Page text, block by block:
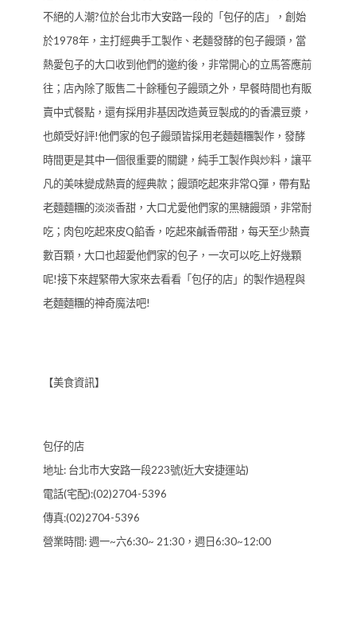
不絕的人潮?位於台北市大安路一段的「包仔的店」，創始
於1978年，主打經典手工製作、老麵發酵的包子饅頭，當
熱愛包子的大口收到他們的邀約後，非常開心的立馬答應前
往；店內除了販售二十餘種包子饅頭之外，早餐時間也有販
賣中式餐點，還有採用非基因改造黃豆製成的的香濃豆漿，
也頗受好評!他們家的包子饅頭皆採用老麵麵糰製作，發酵
時間更是其中一個很重要的關鍵，純手工製作與炒料，讓平
凡的美味變成熱賣的經典款；饅頭吃起來非常Q彈，帶有點
老麵麵糰的淡淡香甜，大口尤愛他們家的黑糖饅頭，非常耐
吃；肉包吃起來皮Q餡香，吃起來鹹香帶甜，每天至少熱賣
數百顆，大口也超愛他們家的包子，一次可以吃上好幾顆
呢!接下來趕緊帶大家來去看看「包仔的店」的製作過程與
老麵麵糰的神奇魔法吧!
【美食資訊】
包仔的店
地址: 台北市大安路一段223號(近大安捷運站)
電話(宅配):(02)2704-5396
傳真:(02)2704-5396
營業時間: 週一~六6:30~ 21:30，週日6:30~12:00